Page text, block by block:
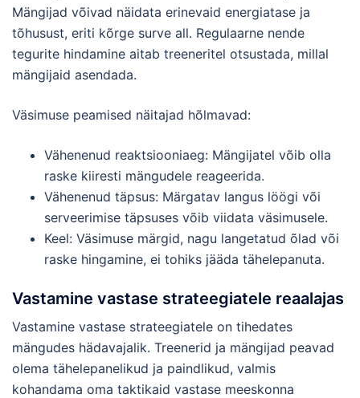
Mängijad võivad näidata erinevaid energiatase ja
tõhusust, eriti kõrge surve all. Regulaarne nende
tegurite hindamine aitab treeneritel otsustada, millal
mängijaid asendada.
Väsimuse peamised näitajad hõlmavad:
Vähenenud reaktsiooniaeg: Mängijatel võib olla
raske kiiresti mängudele reageerida.
Vähenenud täpsus: Märgatav langus löögi või
serveerimise täpsuses võib viidata väsimusele.
Keel: Väsimuse märgid, nagu langetatud õlad või
raske hingamine, ei tohiks jääda tähelepanuta.
Vastamine vastase strateegiatele reaalajas
Vastamine vastase strateegiatele on tihedates
mängudes hädavajalik. Treenerid ja mängijad peavad
olema tähelepanelikud ja paindlikud, valmis
kohandama oma taktikaid vastase meeskonna